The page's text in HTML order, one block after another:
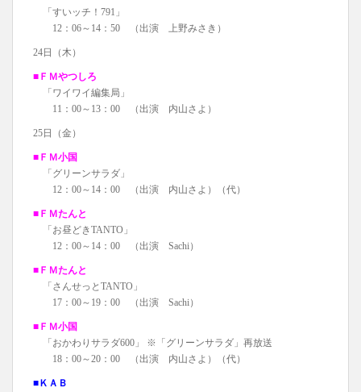
「すいッチ！791」
12：06～14：50 （出演 上野みさき）
24日（木）
■ＦＭやつしろ
「ワイワイ編集局」
11：00～13：00 （出演 内山さよ）
25日（金）
■ＦＭ小国
「グリーンサラダ」
12：00～14：00 （出演 内山さよ）（代）
■ＦＭたんと
「お昼どきTANTO」
12：00～14：00 （出演 Sachi）
■ＦＭたんと
「さんせっとTANTO」
17：00～19：00 （出演 Sachi）
■ＦＭ小国
「おかわりサラダ600」 ※「グリーンサラダ」再放送
18：00～20：00 （出演 内山さよ）（代）
■ＫＡＢ